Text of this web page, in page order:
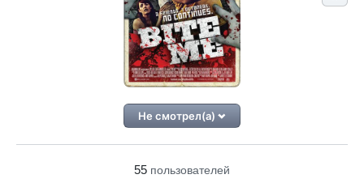
Не смотрел(а)
55 пользователей